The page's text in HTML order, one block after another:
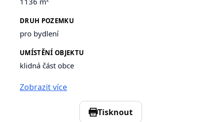
DRUH POZEMKU
pro bydlení
UMÍSTĚNÍ OBJEKTU
klidná část obce
Zobrazit více
Tisknout